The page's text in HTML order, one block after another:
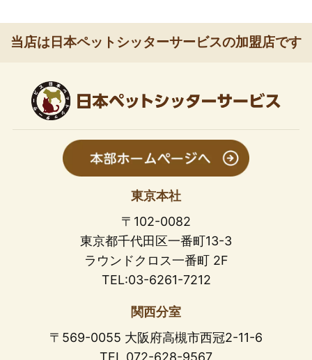
当店は日本ペットシッターサービスの加盟店です
東京本社
〒102-0082
東京都千代田区一番町13-3
ラウンドクロス一番町 2F
TEL:03-6261-7212
関西分室
〒569-0055 大阪府高槻市西冠2-11-6
TEL 072-628-9567